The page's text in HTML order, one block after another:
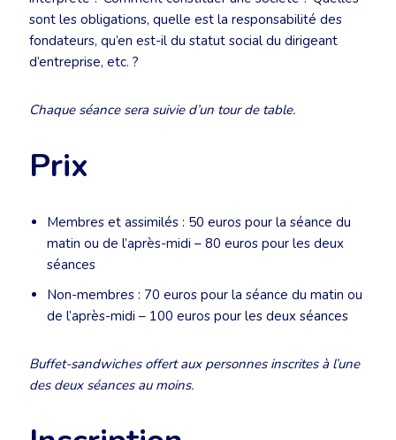
sont les obligations, quelle est la responsabilité des
fondateurs, qu’en est-il du statut social du dirigeant
d’entreprise, etc. ?
Chaque séance sera suivie d’un tour de table.
Prix
Membres et assimilés : 50 euros pour la séance du
matin ou de l’après-midi – 80 euros pour les deux
séances
Non-membres : 70 euros pour la séance du matin ou
de l’après-midi – 100 euros pour les deux séances
Buffet-sandwiches offert aux personnes inscrites à l’une
des deux séances au moins.